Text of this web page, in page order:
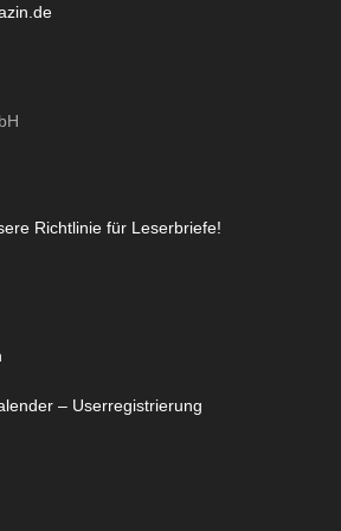
Richtlinie für Leserbriefe!
– Userregistrierung